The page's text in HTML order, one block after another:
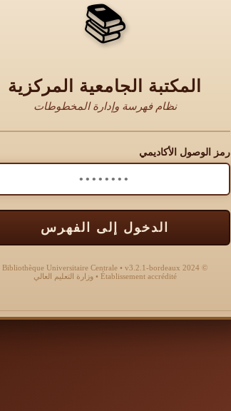
📚
المكتبة الجامعية المركزية
نظام فهرسة وإدارة المخطوطات
رمز الوصول الأكاديمي
الدخول إلى الفهرس
© 2024 Bibliothèque Universitaire Centrale • v3.2.1-bordeaux
Établissement accrédité • وزارة التعليم العالي